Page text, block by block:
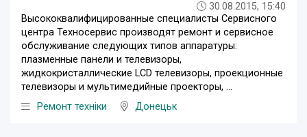
30.08.2015, 15:40
Высококвалифицированные специалисты Сервисного
центра Техносервис производят ремонт и сервисное
обслуживание следующих типов аппаратуры:
плазменные панели и телевизоры,
жидкокристаллические LCD телевизоры, проекционные
телевизоры и мультимедийные проекторы, ...
Ремонт техніки
Донецьк